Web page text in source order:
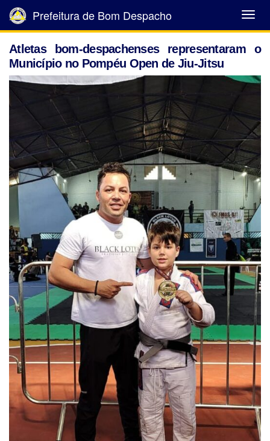
Abrir
Menu
Prefeitura de Bom Despacho
Atletas bom-despachenses representaram o
Município no Pompéu Open de Jiu-Jitsu